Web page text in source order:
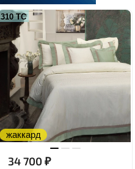
310 ТС
жаккард
34 700₽